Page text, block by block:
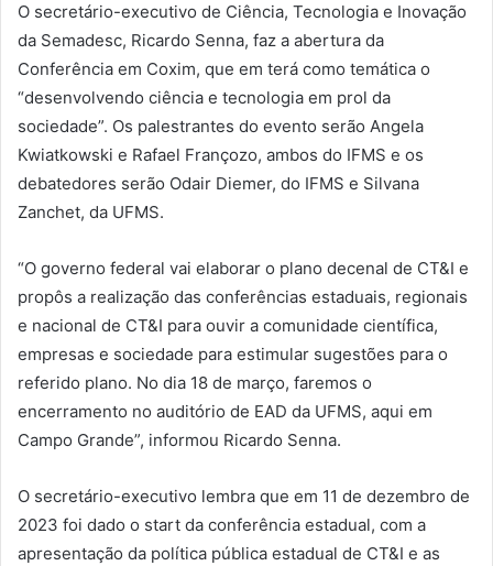
O secretário-executivo de Ciência, Tecnologia e Inovação
da Semadesc, Ricardo Senna, faz a abertura da
Conferência em Coxim, que em terá como temática o
“desenvolvendo ciência e tecnologia em prol da
sociedade”. Os palestrantes do evento serão Angela
Kwiatkowski e Rafael Françozo, ambos do IFMS e os
debatedores serão Odair Diemer, do IFMS e Silvana
Zanchet, da UFMS.
“O governo federal vai elaborar o plano decenal de CT&I e
propôs a realização das conferências estaduais, regionais
e nacional de CT&I para ouvir a comunidade científica,
empresas e sociedade para estimular sugestões para o
referido plano. No dia 18 de março, faremos o
encerramento no auditório de EAD da UFMS, aqui em
Campo Grande”, informou Ricardo Senna.
O secretário-executivo lembra que em 11 de dezembro de
2023 foi dado o start da conferência estadual, com a
apresentação da política pública estadual de CT&I e as